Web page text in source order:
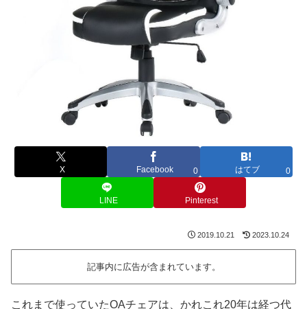
X Facebook 0 はてブ 0
LINE Pinterest
2019.10.21 2023.10.24
記事内に広告が含まれています。
これまで使っていたOAチェアは、かれこれ20年は経つ代